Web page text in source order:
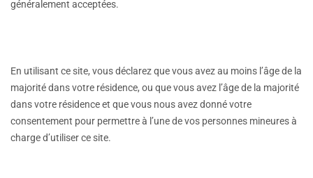
généralement acceptées.
En utilisant ce site, vous déclarez que vous avez au moins l’âge de la
majorité dans votre résidence, ou que vous avez l’âge de la majorité
dans votre résidence et que vous nous avez donné votre
consentement pour permettre à l’une de vos personnes mineures à
charge d’utiliser ce site.